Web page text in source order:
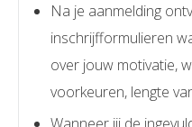
Na je aanmelding
inschrijfformulieren
over jouw motivatie,
voorkeuren, lengte